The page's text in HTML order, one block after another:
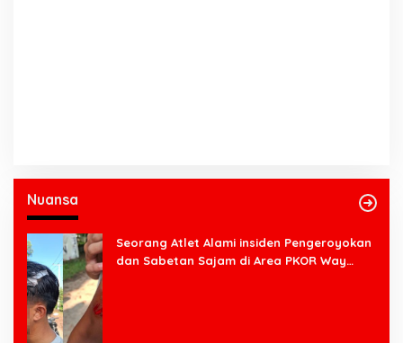
Nuansa
Seorang Atlet Alami insiden Pengeroyokan
dan Sabetan Sajam di Area PKOR Way